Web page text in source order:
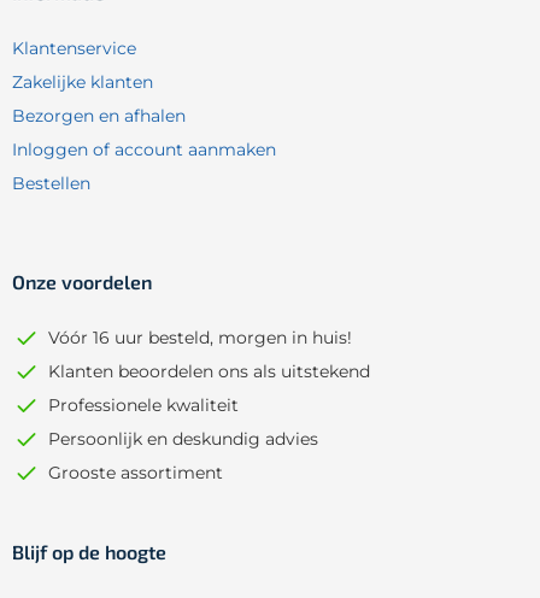
Klantenservice
Zakelijke klanten
Bezorgen en afhalen
Inloggen of account aanmaken
Bestellen
Onze voordelen
Vóór 16 uur besteld, morgen in huis!
Klanten beoordelen ons als uitstekend
Professionele kwaliteit
Persoonlijk en deskundig advies
Grooste assortiment
Blijf op de hoogte